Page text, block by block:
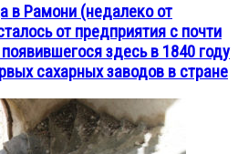
в Рамони (недалеко от
от предприятия с почти
здесь в 1840 году
сахарных заводов в стране